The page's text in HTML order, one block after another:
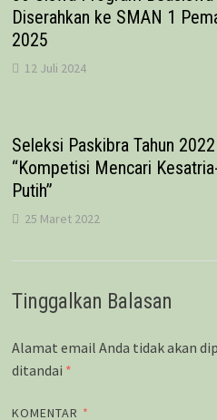
Diserahkan ke SMAN 1
2025
12 Juli 2024
Seleksi Paskibra Tahun
“Kompetisi Mencari
Putih”
25 Maret 2022
Tinggalkan Balasan
Alamat email Anda tidak akan
ditandai *
KOMENTAR *